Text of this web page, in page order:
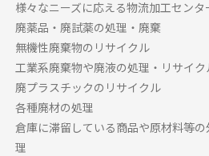
様々なニーズに応える物流加工センタ
廃薬品・廃試薬の処理・廃棄
無機性廃棄物のリサイクル
工業系廃棄物や廃液の処理・リサイク
廃プラスチックのリサイクル
各種廃材の処理
倉庫に滞留している商品や原材料等
理